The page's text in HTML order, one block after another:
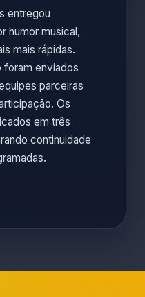
entregou
humor musical,
mais rápidas.
foram enviados
parceiras
Os
em três
continuidade